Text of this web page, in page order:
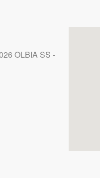
OLBIA SS -